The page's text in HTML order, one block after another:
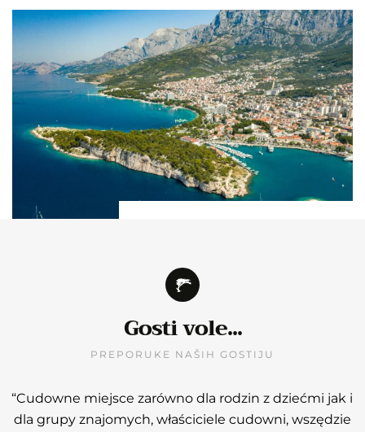
primorskog grada
smještenog u srcu
Dalmacije, Hrvatska
Gosti vole...
PREPORUKE NAŠIH GOSTIJU
“Cudowne miejsce zarówno dla rodzin z dziećmi jak i
dla grupy znajomych, właściciele cudowni, wszędzie